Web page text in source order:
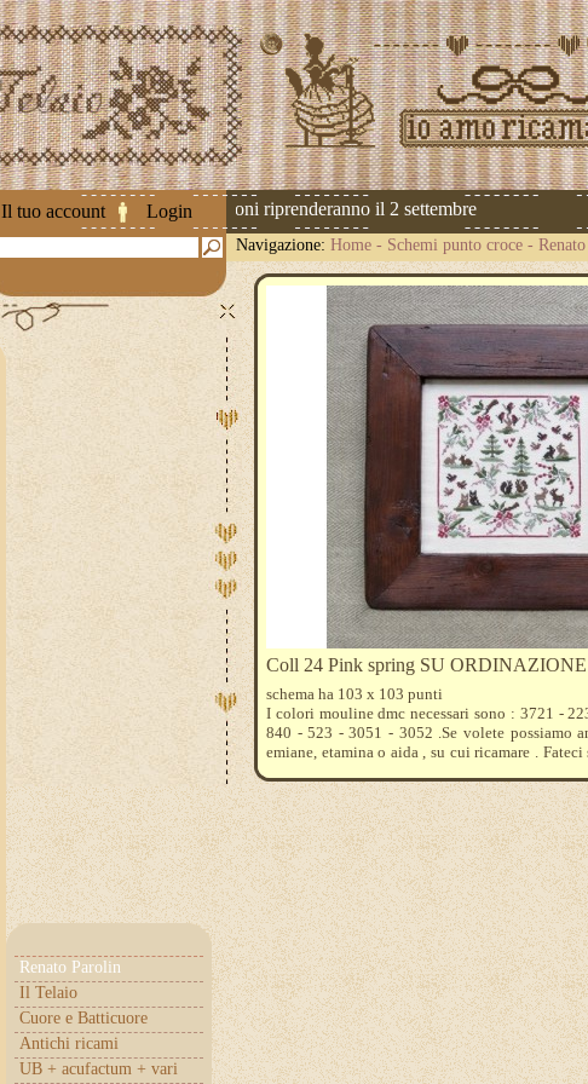
Il tuo account Login
Attenzione ! Le spedizioni riprenderanno il 2 settembre
Navigazione: Home - Schemi punto croce -
Renato Parolin
Il Telaio
Cuore e Batticuore
Antichi ricami
UB + acufactum + vari
Coll 24 Pink spring SU ORDINAZIONE
schema ha 103 x 103 punti
I colori mouline dmc necessari sono : 3721 -
840 - 523 - 3051 - 3052 .Se volete possiamo
emiane, etamina o aida , su cui ricamare . Fateci